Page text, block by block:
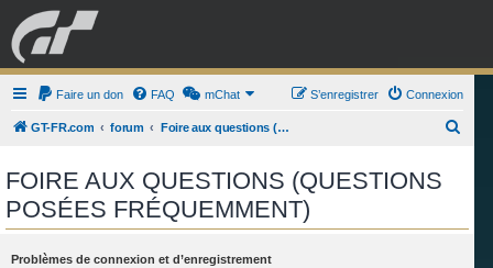
GRAN TURISMO FORUM
ESPORT BOUTIQUE
Faire un don FAQ mChat Connexion
S’enregistrer
GT-FR.com forum Foire aux questions (Questions posées fréquemment)
e
FOIRE AUX QUESTIONS (QUESTIONS
POSÉES FRÉQUEMMENT)
Problèmes de connexion et d’enregistrement